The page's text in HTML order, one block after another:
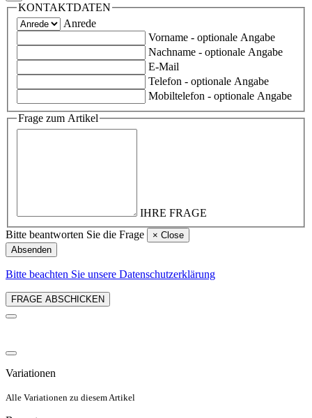
KONTAKTDATEN
Anrede
Vorname - optionale Angabe
Nachname - optionale Angabe
E-Mail
Telefon - optionale Angabe
Mobiltelefon - optionale Angabe
Frage zum Artikel
IHRE FRAGE
Bitte beantworten Sie die Frage
× Close
Absenden
Bitte beachten Sie unsere Datenschutzerklärung
FRAGE ABSCHICKEN
Variationen
Alle Variationen zu diesem Artikel